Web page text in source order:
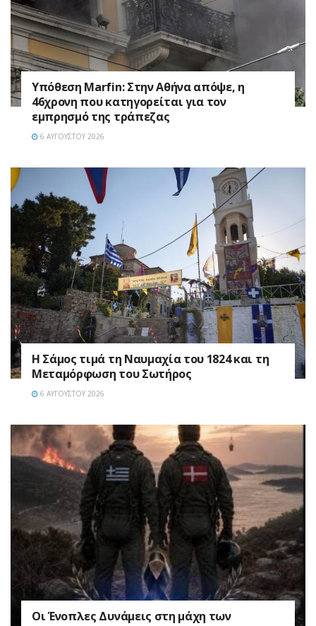
Υπόθεση Marfin: Στην Αθήνα απόψε, η
46χρονη που κατηγορείται για τον
εμπρησμό της τράπεζας
6 ΑΥΓΟΎΣΤΟΥ 2026
Η Σάμος τιμά τη Ναυμαχία του 1824 και τη
Μεταμόρφωση του Σωτήρος
6 ΑΥΓΟΎΣΤΟΥ 2026
Οι Ένοπλες Δυνάμεις στη μάχη των